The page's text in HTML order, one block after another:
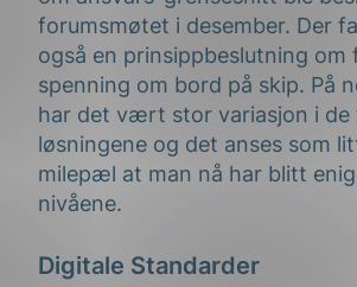
forumsmøtet i desember. Der
også en prinsippbeslutning om
spenning om bord på skip. På
har det vært stor variasjon i de
løsningene og det anses som
milepæl at man nå har blitt
nivåene.
Digitale Standarder